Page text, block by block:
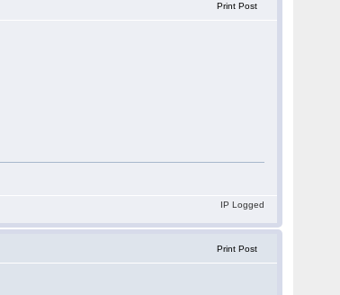
Print Post
IP Logged
Print Post